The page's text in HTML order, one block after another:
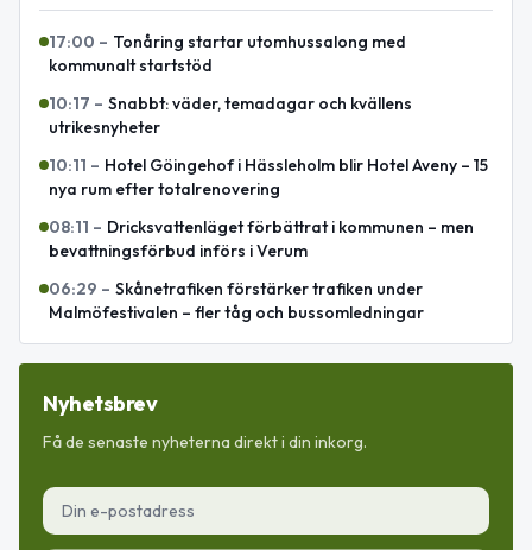
17:00 – Tonåring startar utomhussalong med
kommunalt startstöd
10:17 – Snabbt: väder, temadagar och kvällens
utrikesnyheter
10:11 – Hotel Göingehof i Hässleholm blir Hotel Aveny – 15
nya rum efter totalrenovering
08:11 – Dricksvattenläget förbättrat i kommunen – men
bevattningsförbud införs i Verum
06:29 – Skånetrafiken förstärker trafiken under
Malmöfestivalen – fler tåg och bussomledningar
Nyhetsbrev
Få de senaste nyheterna direkt i din inkorg.